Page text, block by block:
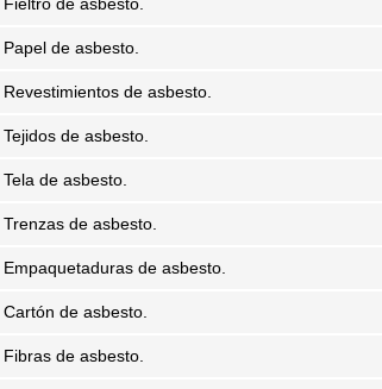
Papel de asbesto.
Revestimientos de asbesto.
Tejidos de asbesto.
Tela de asbesto.
Trenzas de asbesto.
Empaquetaduras de asbesto.
Cartón de asbesto.
Fibras de asbesto.